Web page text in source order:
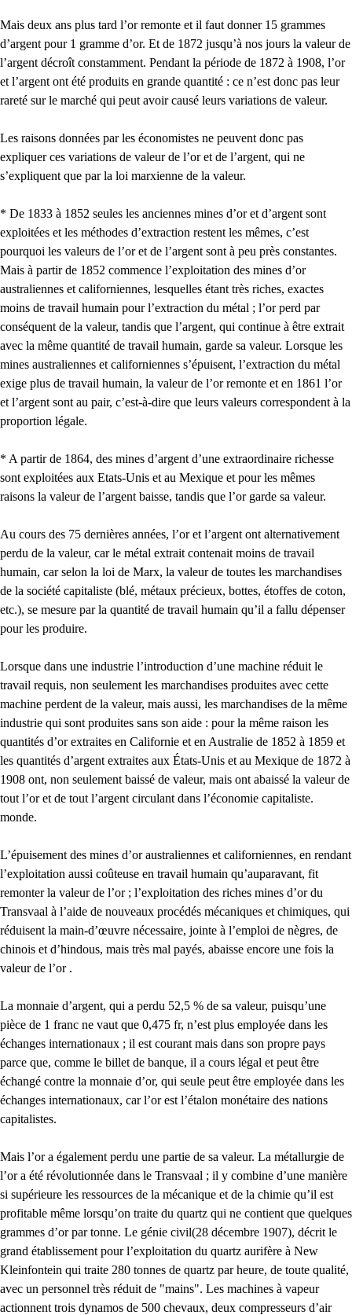
Mais deux ans plus tard l’or remonte et il faut donner 15 grammes
d’argent pour 1 gramme d’or. Et de 1872 jusqu’à nos jours la valeur de
l’argent décroît constamment. Pendant la période de 1872 à 1908, l’or
et l’argent ont été produits en grande quantité : ce n’est donc pas leur
rareté sur le marché qui peut avoir causé leurs variations de valeur.
Les raisons données par les économistes ne peuvent donc pas
expliquer ces variations de valeur de l’or et de l’argent, qui ne
s’expliquent que par la loi marxienne de la valeur.
* De 1833 à 1852 seules les anciennes mines d’or et d’argent sont
exploitées et les méthodes d’extraction restent les mêmes, c’est
pourquoi les valeurs de l’or et de l’argent sont à peu près constantes.
Mais à partir de 1852 commence l’exploitation des mines d’or
australiennes et californiennes, lesquelles étant très riches, exactes
moins de travail humain pour l’extraction du métal ; l’or perd par
conséquent de la valeur, tandis que l’argent, qui continue à être extrait
avec la même quantité de travail humain, garde sa valeur. Lorsque les
mines australiennes et californiennes s’épuisent, l’extraction du métal
exige plus de travail humain, la valeur de l’or remonte et en 1861 l’or
et l’argent sont au pair, c’est-à-dire que leurs valeurs correspondent à la
proportion légale.
* A partir de 1864, des mines d’argent d’une extraordinaire richesse
sont exploitées aux Etats-Unis et au Mexique et pour les mêmes
raisons la valeur de l’argent baisse, tandis que l’or garde sa valeur.
Au cours des 75 dernières années, l’or et l’argent ont alternativement
perdu de la valeur, car le métal extrait contenait moins de travail
humain, car selon la loi de Marx, la valeur de toutes les marchandises
de la société capitaliste (blé, métaux précieux, bottes, étoffes de coton,
etc.), se mesure par la quantité de travail humain qu’il a fallu dépenser
pour les produire.
Lorsque dans une industrie l’introduction d’une machine réduit le
travail requis, non seulement les marchandises produites avec cette
machine perdent de la valeur, mais aussi, les marchandises de la même
industrie qui sont produites sans son aide : pour la même raison les
quantités d’or extraites en Californie et en Australie de 1852 à 1859 et
les quantités d’argent extraites aux États-Unis et au Mexique de 1872 à
1908 ont, non seulement baissé de valeur, mais ont abaissé la valeur de
tout l’or et de tout l’argent circulant dans l’économie capitaliste.
monde.
L’épuisement des mines d’or australiennes et californiennes, en rendant
l’exploitation aussi coûteuse en travail humain qu’auparavant, fit
remonter la valeur de l’or ; l’exploitation des riches mines d’or du
Transvaal à l’aide de nouveaux procédés mécaniques et chimiques, qui
réduisent la main-d’œuvre nécessaire, jointe à l’emploi de nègres, de
chinois et d’hindous, mais très mal payés, abaisse encore une fois la
valeur de l’or .
La monnaie d’argent, qui a perdu 52,5 % de sa valeur, puisqu’une
pièce de 1 franc ne vaut que 0,475 fr, n’est plus employée dans les
échanges internationaux ; il est courant mais dans son propre pays
parce que, comme le billet de banque, il a cours légal et peut être
échangé contre la monnaie d’or, qui seule peut être employée dans les
échanges internationaux, car l’or est l’étalon monétaire des nations
capitalistes.
Mais l’or a également perdu une partie de sa valeur. La métallurgie de
l’or a été révolutionnée dans le Transvaal ; il y combine d’une manière
si supérieure les ressources de la mécanique et de la chimie qu’il est
profitable même lorsqu’on traite du quartz qui ne contient que quelques
grammes d’or par tonne. Le génie civil(28 décembre 1907), décrit le
grand établissement pour l’exploitation du quartz aurifère à New
Kleinfontein qui traite 280 tonnes de quartz par heure, de toute qualité,
avec un personnel très réduit de "mains". Les machines à vapeur
actionnent trois dynamos de 500 chevaux, deux compresseurs d’air